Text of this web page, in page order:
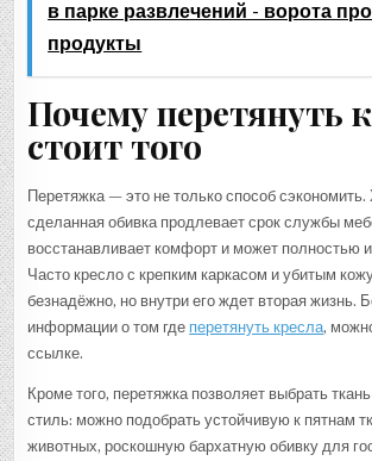
в парке развлечений - ворота
продукты
Почему перетянуть
стоит того
Перетяжка — это не только способ
сделанная обивка продлевает срок службы
восстанавливает комфорт и может полностью
Часто кресло с крепким каркасом и убитым
безнадёжно, но внутри его ждет вторая жизнь.
информации о том где перетянуть кресла,
ссылке.
Кроме того, перетяжка позволяет выбрать
стиль: можно подобрать устойчивую к пятнам
животных, роскошную бархатную обивку для